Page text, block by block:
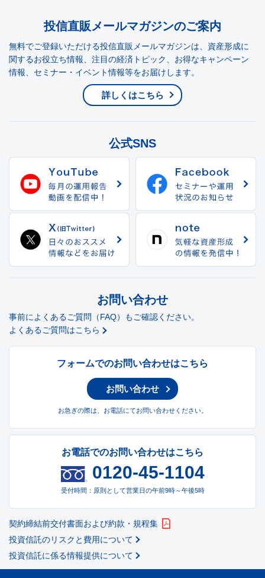
投信直販メールマガジンのご案内
無料でご登録いただける投信直販メールマガジンは、資産形成に
関するお役立ち情報、注目の経済トピック、お得なキャンペーン
情報、セミナー・イベント情報等をお届けします。
詳しくはこちら
公式SNS
お問い合わせ
事前によくあるご質問（FAQ）もご確認ください。
よくあるご質問はこちら
フォームでのお問い合わせはこちら
お問い合わせ
お急ぎの際は、お電話にてお問い合わせください。
お電話でのお問い合わせはこちら
0120-45-1104
受付時間：原則として営業日の午前9時～午後5時
契約締結前交付書面および約款・規程集
投資信託のリスクと費用について
投資信託に係る情報提供について